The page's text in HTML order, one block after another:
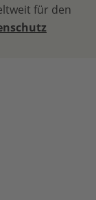
für den